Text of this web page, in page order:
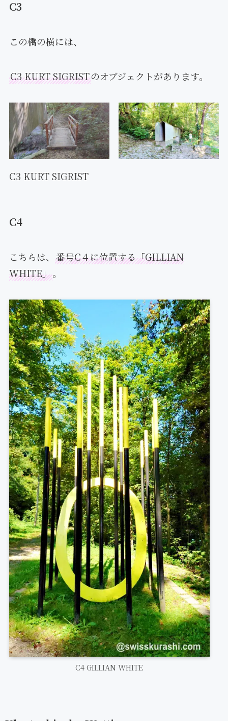
C3
この橋の横には、
C3 KURT SIGRISTのオブジェクトがあります。
C3 KURT SIGRIST
C4
こちらは、 番号C４に位置する「GILLIAN
WHITE」。
C4 GILLIAN WHITE